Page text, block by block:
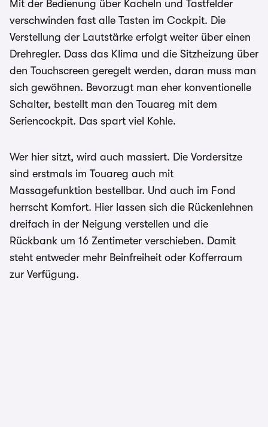
Mit der Bedienung über Kacheln und Tastfelder
verschwinden fast alle Tasten im Cockpit. Die
Verstellung der Lautstärke erfolgt weiter über einen
Drehregler. Dass das Klima und die Sitzheizung über
den Touchscreen geregelt werden, daran muss man
sich gewöhnen. Bevorzugt man eher konventionelle
Schalter, bestellt man den Touareg mit dem
Seriencockpit. Das spart viel Kohle.
Wer hier sitzt, wird auch massiert. Die Vordersitze
sind erstmals im Touareg auch mit
Massagefunktion bestellbar. Und auch im Fond
herrscht Komfort. Hier lassen sich die Rückenlehnen
dreifach in der Neigung verstellen und die
Rückbank um 16 Zentimeter verschieben. Damit
steht entweder mehr Beinfreiheit oder Kofferraum
zur Verfügung.